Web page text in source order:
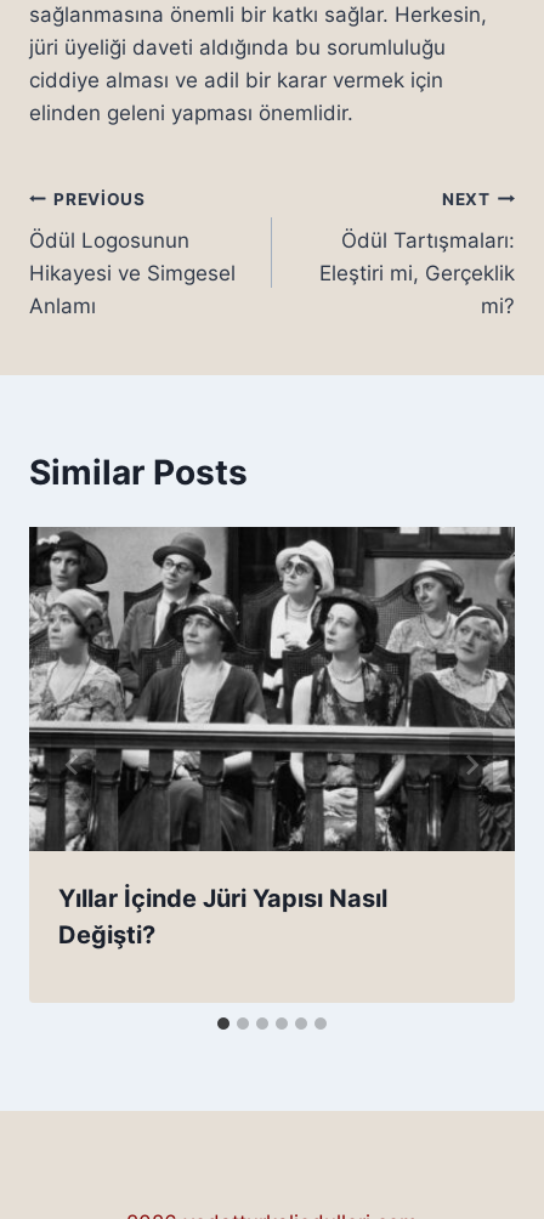
sağlanmasına önemli bir katkı sağlar. Herkesin,
jüri üyeliği daveti aldığında bu sorumluluğu
ciddiye alması ve adil bir karar vermek için
elinden geleni yapması önemlidir.
Yazı
gezinmesi
PREVIOUS
Ödül Logosunun
Hikayesi ve Simgesel
Anlamı
NEXT
Ödül Tartışmaları:
Eleştiri mi, Gerçeklik
mi?
Similar Posts
Yıllar İçinde Jüri Yapısı Nasıl
Değişti?